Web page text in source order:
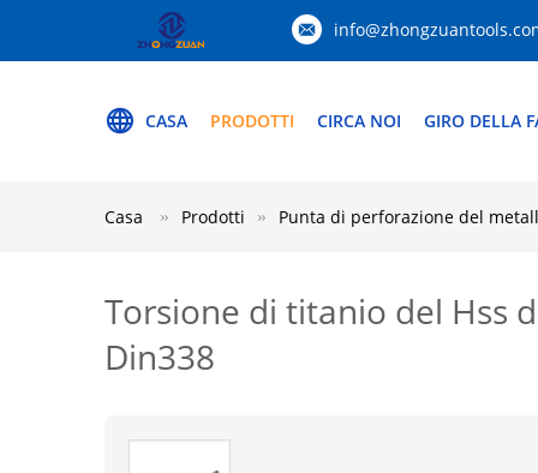
CASA PRODOTTI CIRCA NOI GIRO DELLA
Casa Prodotti Punta di perforazione del
Torsione di titanio del Hss
Din338